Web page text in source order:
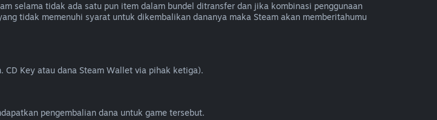
selama tidak ada satu pun item dalam bundel ditransfer dan jika kombinasi penggunaan
tidak memenuhi syarat untuk dikembalikan dananya maka Steam akan memberitahumu
Key atau dana Steam Wallet via pihak ketiga).
pengembalian dana untuk game tersebut.